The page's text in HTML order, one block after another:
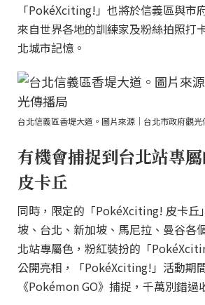
「PokéXciting!」也將於信義區與市
來自世界各地的訓練家及粉絲拍照打
北城市記憶。
台北信義區香堤大道。圖片來源｜台北市政府觀光
有機會捕捉到台北站專
皮卡丘
同時，限定的「PokéXciting! 皮卡丘
坡、台北、新加坡、馬尼拉、曼谷各
北站專屬色，粉紅裝扮的「
公開亮相，「PokéXciting!」活動期
《Pokémon GO》捕捉，千萬別錯過